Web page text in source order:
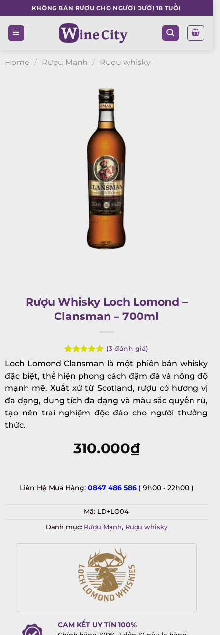
to
content
KHÔNG BÁN RƯỢU CHO NGƯỜI DƯỚI 18 TUỔI
Home / Rượu Mạnh / Rượu whisky
Rượu Whisky Loch Lomond –
Clansman – 700ml
Rated5.00
out of 5
based on
3
customer
ratings
(3đánh giá)
Loch Lomond Clansman là một phiên bản whisky
đặc biệt, thể hiện phong cách đậm đà và nồng độ
mạnh mẽ. Xuất xứ từ Scotland, rượu có hương vị
đa dạng, dung tích đa dạng và màu sắc quyến rũ,
tạo nên trải nghiệm độc đáo cho người thưởng
thức.
310.000₫
Liên Hệ Mua Hàng: 0847 486 586 ( 9h00 - 22h00 )
Mã: LD+LO04
Danh mục: Rượu Mạnh, Rượu whisky
CAM KẾT UY TÍN 100%